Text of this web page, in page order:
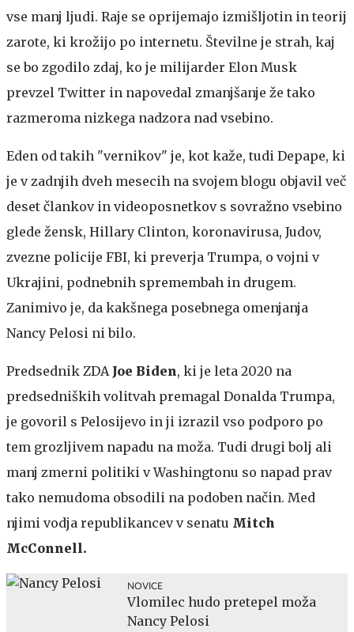
vse manj ljudi. Raje se oprijemajo izmišljotin in teorij
zarote, ki krožijo po internetu. Številne je strah, kaj
se bo zgodilo zdaj, ko je milijarder Elon Musk
prevzel Twitter in napovedal zmanjšanje že tako
razmeroma nizkega nadzora nad vsebino.
Eden od takih "vernikov" je, kot kaže, tudi Depape, ki
je v zadnjih dveh mesecih na svojem blogu objavil več
deset člankov in videoposnetkov s sovražno vsebino
glede žensk, Hillary Clinton, koronavirusa, Judov,
zvezne policije FBI, ki preverja Trumpa, o vojni v
Ukrajini, podnebnih spremembah in drugem.
Zanimivo je, da kakšnega posebnega omenjanja
Nancy Pelosi ni bilo.
Predsednik ZDA Joe Biden, ki je leta 2020 na
predsedniških volitvah premagal Donalda Trumpa,
je govoril s Pelosijevo in ji izrazil vso podporo po
tem grozljivem napadu na moža. Tudi drugi bolj ali
manj zmerni politiki v Washingtonu so napad prav
tako nemudoma obsodili na podoben način. Med
njimi vodja republikancev v senatu Mitch
McConnell.
NOVICE
Vlomilec hudo pretepel moža
Nancy Pelosi